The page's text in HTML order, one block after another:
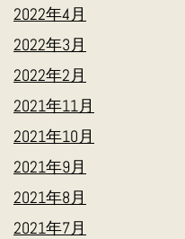
2022年4月
2022年3月
2022年2月
2021年11月
2021年10月
2021年9月
2021年8月
2021年7月